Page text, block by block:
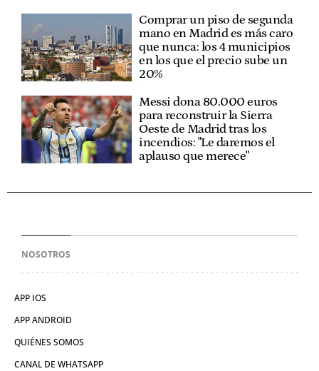
Comprar un piso de segunda
mano en Madrid es más caro
que nunca: los 4 municipios
en los que el precio sube un
20%
Messi dona 80.000 euros
para reconstruir la Sierra
Oeste de Madrid tras los
incendios: "Le daremos el
aplauso que merece"
NOSOTROS
APP IOS
APP ANDROID
QUIÉNES SOMOS
CANAL DE WHATSAPP